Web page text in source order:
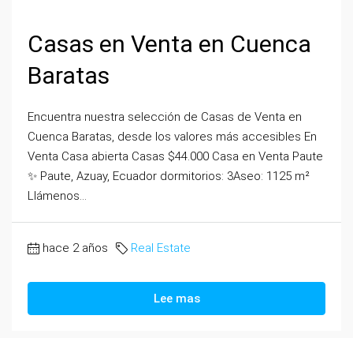
Casas en Venta en Cuenca
Baratas
Encuentra nuestra selección de Casas de Venta en
Cuenca Baratas, desde los valores más accesibles En
Venta Casa abierta Casas $44.000 Casa en Venta Paute
✨ Paute, Azuay, Ecuador dormitorios: 3Aseo: 1125 m²
Llámenos...
hace 2 años Real Estate
Lee mas